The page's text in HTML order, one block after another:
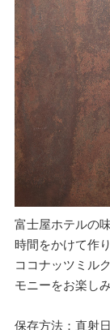
富士屋ホテルの
時間をかけて作
ココナッツミル
モニーをお楽し
保存方法：直射